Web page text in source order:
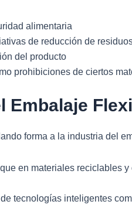
alimentaria
de reducción de
del producto
prohibiciones de ciertos
Embalaje
forma a la industria del
en materiales reciclables
tecnologías inteligentes